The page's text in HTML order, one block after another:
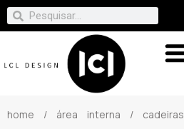
home / área interna / cadeiras